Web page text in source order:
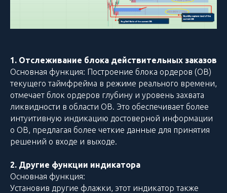
1. Отслеживание блока действительных заказов
Основная функция: Построение блока ордеров (OB)
текущего таймфрейма в режиме реального времени,
отмечает блок ордеров глубину и уровень захвата
ликвидности в области OB. Это обеспечивает более
интуитивную индикацию достоверной информации
о OB, предлагая более четкие данные для принятия
решений о входе и выходе.
2. Другие функции индикатора
Основная функция:
Установив другие флажки, этот индикатор также